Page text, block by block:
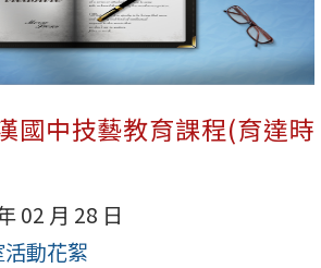
國中技藝教育課程(育達時
02 月 28 日
動花絮